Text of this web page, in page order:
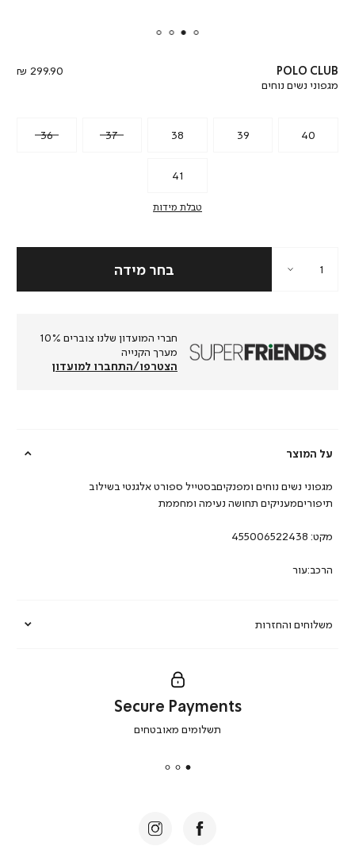
POLO CLUB
מגפוני נשים נוחים
מחיר
299.90 ₪
36 37 38 39 40
41
טבלת מידות
חברי המועדון שלנו צוברים 10%
מערך הקנייה
הצטרפו/התחברו למועדון
על המוצר
משלוחים והחזרות
מגפוני נשים נוחים ומפנקיםבסטייל ספורט אלגנטי בשילוב
תיפוריםמעניקים תחושה נעימה ומחממת
מקט: 455006522438
הרכב:עור
secure
|
Secure Payments
תשלומים מאובטחים